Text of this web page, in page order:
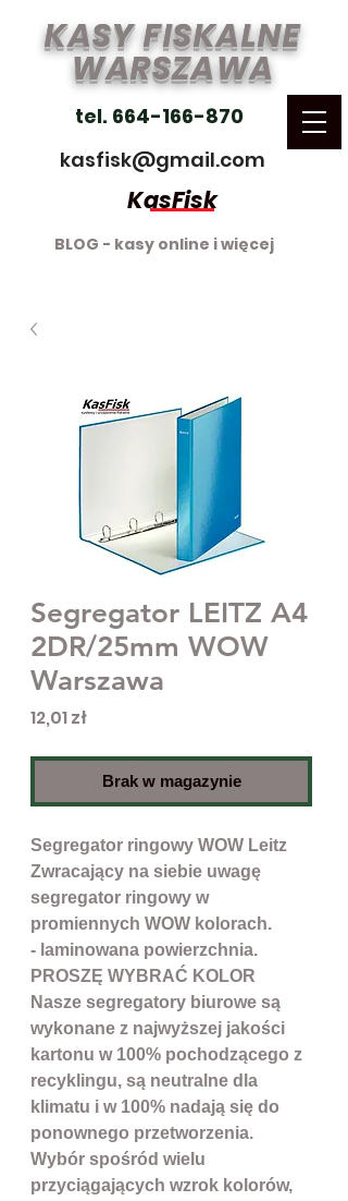
KASY FISKALNE
WARSZAWA
tel. 664-166-870
kasfisk@gmail.com
BLOG - kasy online i więcej
KasFisk
Segregator LEITZ A4
2DR/25mm WOW
Warszawa
12,01 złCena
Brak w magazynie
Segregator ringowy WOW Leitz
Zwracający na siebie uwagę
segregator ringowy w
promiennych WOW kolorach.
- laminowana powierzchnia.
PROSZĘ WYBRAĆ KOLOR
Nasze segregatory biurowe są
wykonane z najwyższej jakości
kartonu w 100% pochodzącego z
recyklingu, są neutralne dla
klimatu i w 100% nadają się do
ponownego przetworzenia.
Wybór spośród wielu
przyciągających wzrok kolorów,